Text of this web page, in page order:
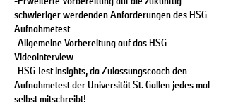
schwieriger werdenden Anforderungen des HSG
Aufnahmetest
-Allgemeine Vorbereitung auf das HSG
Videointerview
-HSG Test Insights, da Zulassungscoach den
Aufnahmetest der Universität St. Gallen jedes mal
selbst mitschreibt!